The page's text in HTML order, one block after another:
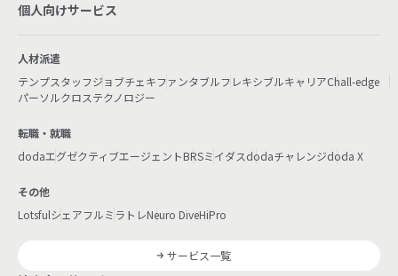
個人向けサービス
人材派遣
テンプスタッフジョブチェキファンタブルフレキシブルキャリアChall-edge
パーソルクロステクノロジー
転職・就職
dodaエグゼクティブエージェントBRSミイダスdodaチャレンジdoda X
その他
LotsfulシェアフルミラトレNeuro DiveHiPro
サービス一覧